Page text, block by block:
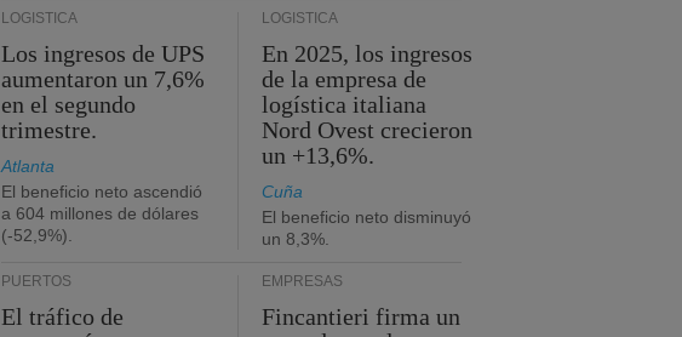
LOGÍSTICA
Los ingresos de UPS
aumentaron un 7,6%
en el segundo
trimestre.
Atlanta
El beneficio neto ascendió
a 604 millones de dólares
(-52,9%).
LOGÍSTICA
En 2025, los ingresos
de la empresa de
logística italiana
Nord Ovest crecieron
un +13,6%.
Cuña
El beneficio neto disminuyó
un 8,3%.
PUERTOS
El tráfico de
EMPRESAS
Fincantieri firma un